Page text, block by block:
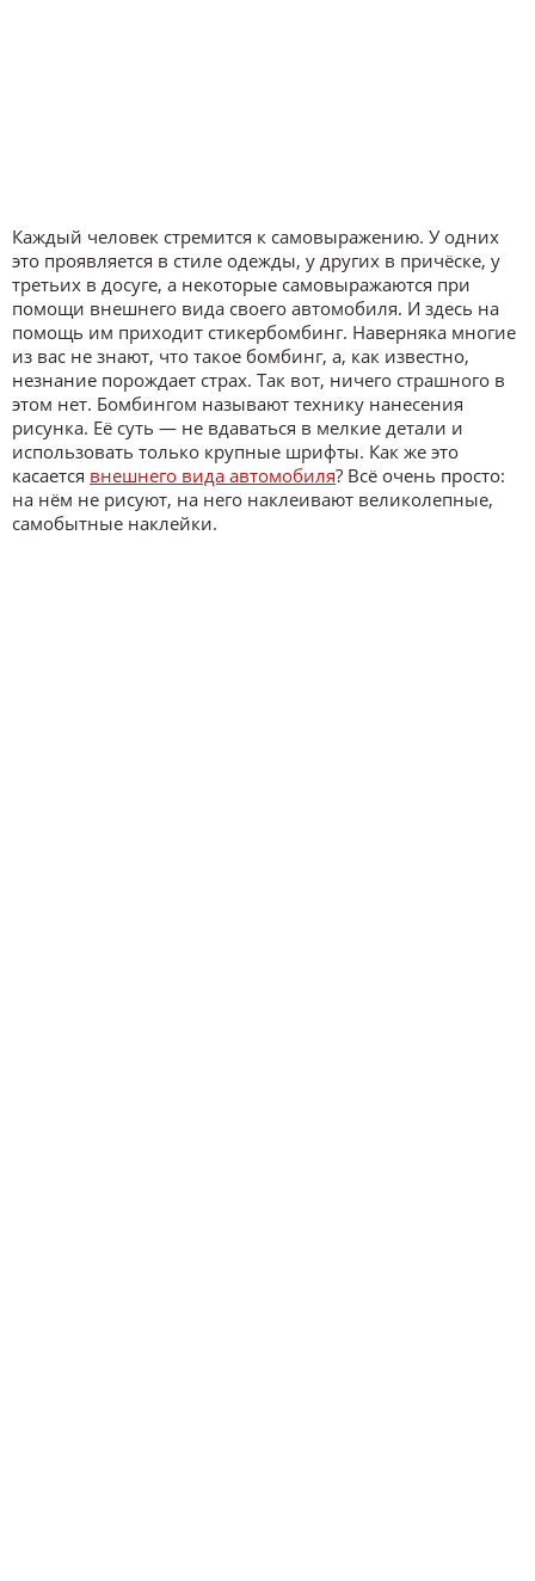
Каждый человек стремится к самовыражению. У одних
это проявляется в стиле одежды, у других в причёске, у
третьих в досуге, а некоторые самовыражаются при
помощи внешнего вида своего автомобиля. И здесь на
помощь им приходит стикербомбинг. Наверняка многие
из вас не знают, что такое бомбинг, а, как известно,
незнание порождает страх. Так вот, ничего страшного в
этом нет. Бомбингом называют технику нанесения
рисунка. Её суть — не вдаваться в мелкие детали и
использовать только крупные шрифты. Как же это
касается внешнего вида автомобиля? Всё очень просто:
на нём не рисуют, на него наклеивают великолепные,
самобытные наклейки.